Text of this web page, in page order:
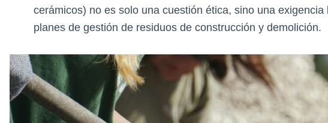
cerámicos) no es solo una cuestión ética, sino una
planes de gestión de residuos de construcción y demolición.